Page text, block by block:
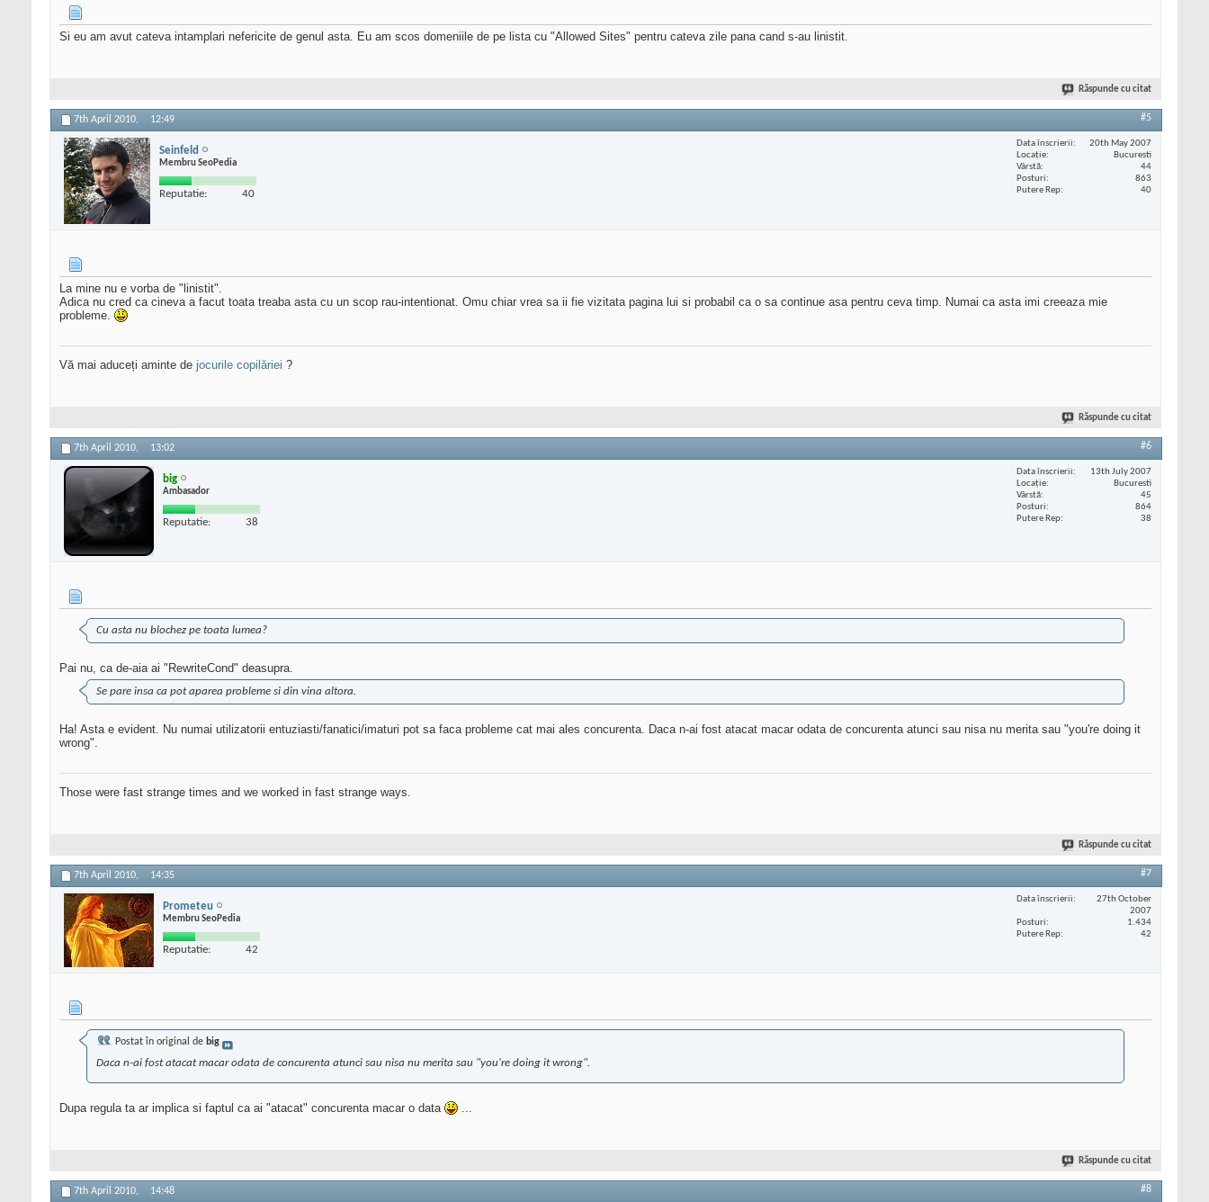
Si eu am avut cateva intamplari nefericite de genul asta. Eu am scos domeniile de pe lista cu "Allowed Sites" pentru cateva zile pana cand s-au linistit.
Răspunde cu citat
7th April 2010, 12:49 #5
Seinfeld
Membru SeoPedia
Reputatie: 40
Data înscrierii
20th May 2007
Locaţie
Bucuresti
Vârstă
44
Posturi
863
Putere Rep
40
La mine nu e vorba de "linistit".
Adica nu cred ca cineva a facut toata treaba asta cu un scop rau-intentionat. Omu chiar vrea sa ii fie vizitata pagina lui si probabil ca o sa continue asa pentru ceva timp. Numai ca asta imi creeaza mie
probleme.
Vă mai aduceți aminte de jocurile copilăriei ?
Răspunde cu citat
7th April 2010, 13:02 #6
big
Ambasador
Reputatie: 38
Data înscrierii
13th July 2007
Locaţie
Bucuresti
Vârstă
45
Posturi
864
Putere Rep
38
Cu asta nu blochez pe toata lumea?
Pai nu, ca de-aia ai "RewriteCond" deasupra.
Se pare insa ca pot aparea probleme si din vina altora.
Ha! Asta e evident. Nu numai utilizatorii entuziasti/fanatici/imaturi pot sa faca probleme cat mai ales concurenta. Daca n-ai fost atacat macar odata de concurenta atunci sau nisa nu merita sau "you're doing it
wrong".
Those were fast strange times and we worked in fast strange ways.
Răspunde cu citat
7th April 2010, 14:35 #7
Prometeu
Membru SeoPedia
Reputatie: 42
Data înscrierii
27th October
2007
Posturi
1.434
Putere Rep
42
Postat în original de big
Daca n-ai fost atacat macar odata de concurenta atunci sau nisa nu merita sau "you're doing it wrong".
Dupa regula ta ar implica si faptul ca ai "atacat" concurenta macar o data ...
Răspunde cu citat
7th April 2010, 14:48 #8